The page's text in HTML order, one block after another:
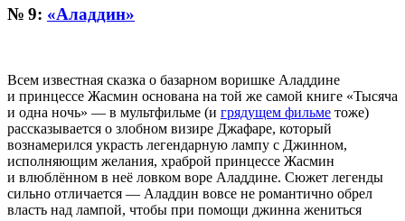
№ 9: «Аладдин»
Всем известная сказка о базарном воришке Аладдине
и принцессе Жасмин основана на той же самой книге «Тысяча
и одна ночь» — в мультфильме (и грядущем фильме тоже)
рассказывается о злобном визире Джафаре, который
вознамерился украсть легендарную лампу с Джинном,
исполняющим желания, храброй принцессе Жасмин
и влюблённом в неё ловком воре Аладдине. Сюжет легенды
сильно отличается — Аладдин вовсе не романтично обрел
власть над лампой, чтобы при помощи джинна жениться